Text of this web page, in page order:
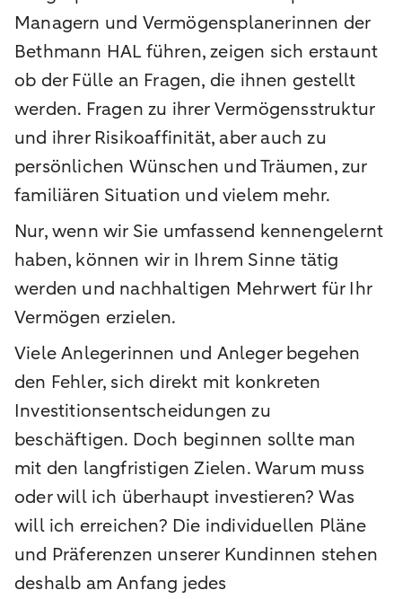
Managern und Vermögensplanerinnen der
Bethmann HAL führen, zeigen sich erstaunt
ob der Fülle an Fragen, die ihnen gestellt
werden. Fragen zu ihrer Vermögensstruktur
und ihrer Risikoaffinität, aber auch zu
persönlichen Wünschen und Träumen, zur
familiären Situation und vielem mehr.
Nur, wenn wir Sie umfassend kennengelernt
haben, können wir in Ihrem Sinne tätig
werden und nachhaltigen Mehrwert für Ihr
Vermögen erzielen.
Viele Anlegerinnen und Anleger begehen
den Fehler, sich direkt mit konkreten
Investitionsentscheidungen zu
beschäftigen. Doch beginnen sollte man
mit den langfristigen Zielen. Warum muss
oder will ich überhaupt investieren? Was
will ich erreichen? Die individuellen Pläne
und Präferenzen unserer Kundinnen stehen
deshalb am Anfang jedes